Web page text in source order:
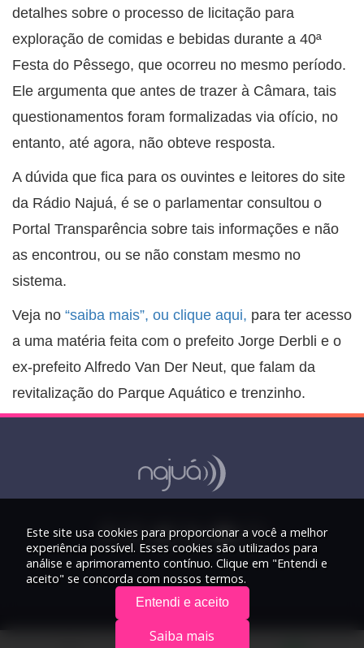
detalhes sobre o processo de licitação para
exploração de comidas e bebidas durante a 40ª
Festa do Pêssego, que ocorreu no mesmo período.
Ele argumenta que antes de trazer à Câmara, tais
questionamentos foram formalizadas via ofício, no
entanto, até agora, não obteve resposta.
A dúvida que fica para os ouvintes e leitores do site
da Rádio Najuá, é se o parlamentar consultou o
Portal Transparência sobre tais informações e não
as encontrou, ou se não constam mesmo no
sistema.
Veja no “saiba mais”, ou clique aqui, para ter acesso
a uma matéria feita com o prefeito Jorge Derbli e o
ex-prefeito Alfredo Van Der Neut, que falam da
revitalização do Parque Aquático e trenzinho.
Este site usa cookies para proporcionar a você a melhor
experiência possível. Esses cookies são utilizados para
análise e aprimoramento contínuo. Clique em "Entendi e
aceito" se concorda com nossos termos.
Entendi e aceito
Saiba mais